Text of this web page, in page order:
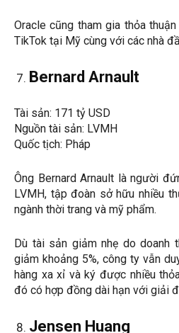
Oracle cũng tham gia thỏa
TikTok tại Mỹ cùng với các nhà
Bernard Arnault
Tài sản: 171 tỷ USD
Nguồn tài sản: LVMH
Quốc tịch: Pháp
Ông Bernard Arnault là người
LVMH, tập đoàn sở hữu nhiều
ngành thời trang và mỹ phẩm.
Dù tài sản giảm nhẹ do doanh
giảm khoảng 5%, công ty vẫn
hàng xa xỉ và ký được nhiều
đó có hợp đồng dài hạn với giải
Jensen Huang